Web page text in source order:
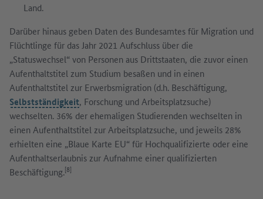
Land.
Darüber hinaus geben Daten des Bundesamtes für Migration und
Flüchtlinge für das Jahr 2021 Aufschluss über die
„Statuswechsel“ von Personen aus Drittstaaten, die zuvor einen
Aufenthaltstitel zum Studium besaßen und in einen
Aufenthaltstitel zur Erwerbsmigration (d.h. Beschäftigung,
Selbstständigkeit, Forschung und Arbeitsplatzsuche)
wechselten. 36% der ehemaligen Studierenden wechselten in
einen Aufenthaltstitel zur Arbeitsplatzsuche, und jeweils 28%
erhielten eine „Blaue Karte EU“ für Hochqualifizierte oder eine
Aufenthaltserlaubnis zur Aufnahme einer qualifizierten
Beschäftigung.[8]